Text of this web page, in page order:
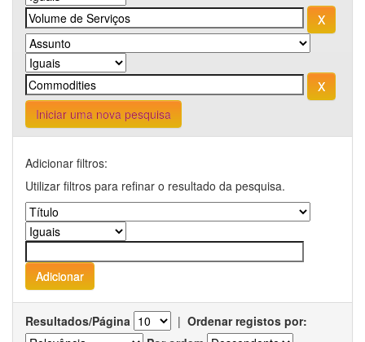
Iniciar uma nova pesquisa
Adicionar filtros:
Utilizar filtros para refinar o resultado da pesquisa.
Resultados/Página | Ordenar registos por: